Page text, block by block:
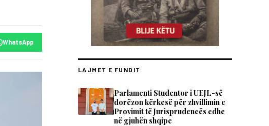
WhatsApp
LAJMET E FUNDIT
Parlamenti Studentor i UEJL-së
dorëzon kërkesë për zhvillimin e
Provimit të Jurisprudencës edhe
në gjuhën shqipe